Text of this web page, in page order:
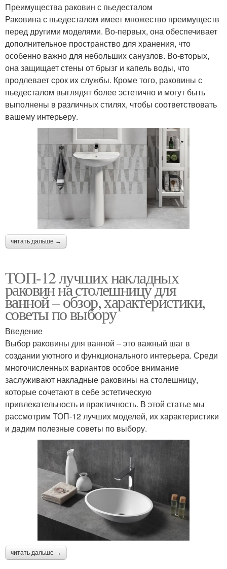
Преимущества раковин с пьедесталом
Раковина с пьедесталом имеет множество преимуществ
перед другими моделями. Во-первых, она обеспечивает
дополнительное пространство для хранения, что
особенно важно для небольших санузлов. Во-вторых,
она защищает стены от брызг и капель воды, что
продлевает срок их службы. Кроме того, раковины с
пьедесталом выглядят более эстетично и могут быть
выполнены в различных стилях, чтобы соответствовать
вашему интерьеру.
читать дальше →
ТОП-12 лучших накладных
раковин на столешницу для
ванной – обзор, характеристики,
советы по выбору
Введение
Выбор раковины для ванной – это важный шаг в
создании уютного и функционального интерьера. Среди
многочисленных вариантов особое внимание
заслуживают накладные раковины на столешницу,
которые сочетают в себе эстетическую
привлекательность и практичность. В этой статье мы
рассмотрим ТОП-12 лучших моделей, их характеристики
и дадим полезные советы по выбору.
читать дальше →